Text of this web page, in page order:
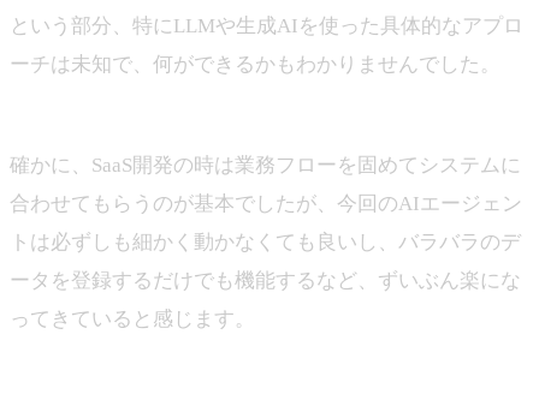
という部分、特にLLMや生成AIを使った具体的なアプロ
ーチは未知で、何ができるかもわかりませんでした。
確かに、SaaS開発の時は業務フローを固めてシステムに
合わせてもらうのが基本でしたが、今回のAIエージェン
トは必ずしも細かく動かなくても良いし、バラバラのデ
ータを登録するだけでも機能するなど、ずいぶん楽にな
ってきていると感じます。